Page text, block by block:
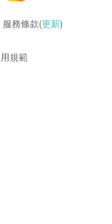
務條款(更新)
規範